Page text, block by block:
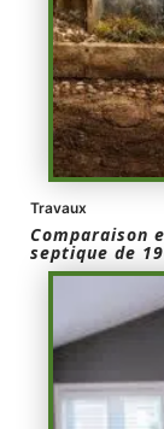
Travaux
Comparaison
septique de